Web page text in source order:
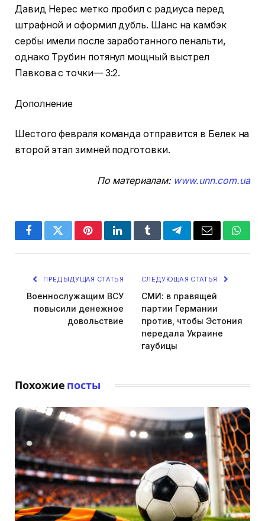
Давид Нерес метко пробил с радиуса перед
штрафной и оформил дубль. Шанс на камбэк
сербы имели после заработанного пенальти,
однако Трубин потянул мощный выстрел
Павкова с точки— 3:2.
Дополнение
Шестого февраля команда отправится в Белек на
второй этап зимней подготовки.
По материалам: www.unn.com.ua
FacebookTwitterPinterestLinkedInTumblrTelegramEmail
ПРЕДЫДУЩАЯ СТАТЬЯ
Военнослужащим ВСУ
повысили денежное
довольствие
СЛЕДУЮЩАЯ СТАТЬЯ
СМИ: в правящей
партии Германии
против, чтобы Эстония
передала Украине
гаубицы
Похожие посты